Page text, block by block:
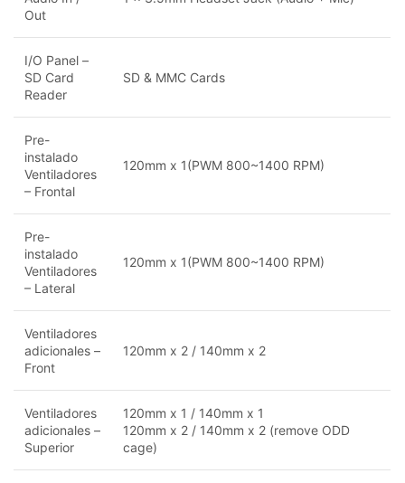
Out
I/O Panel –
SD Card
Reader
SD & MMC Cards
Pre-
instalado
Ventiladores
– Frontal
120mm x 1(PWM 800~1400 RPM)
Pre-
instalado
Ventiladores
– Lateral
120mm x 1(PWM 800~1400 RPM)
Ventiladores
adicionales –
Front
120mm x 2 / 140mm x 2
Ventiladores
adicionales –
Superior
120mm x 1 / 140mm x 1
120mm x 2 / 140mm x 2 (remove ODD
cage)